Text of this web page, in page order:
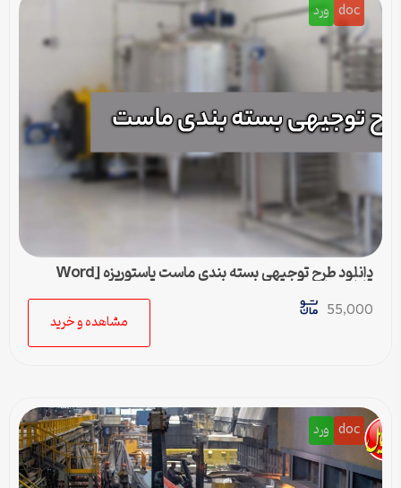
doc ورد
دانلود طرح توجیهی بسته بندی ماست پاستوریزه [Word
قابل ویرایش]
55,000
مشاهده و خرید
doc ورد